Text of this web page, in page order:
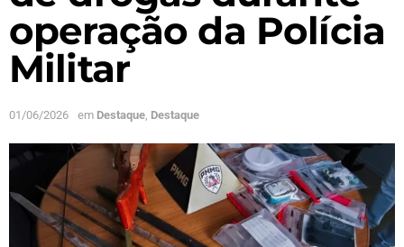
operação da Polícia
Militar
01/06/2026 em Destaque, Destaque